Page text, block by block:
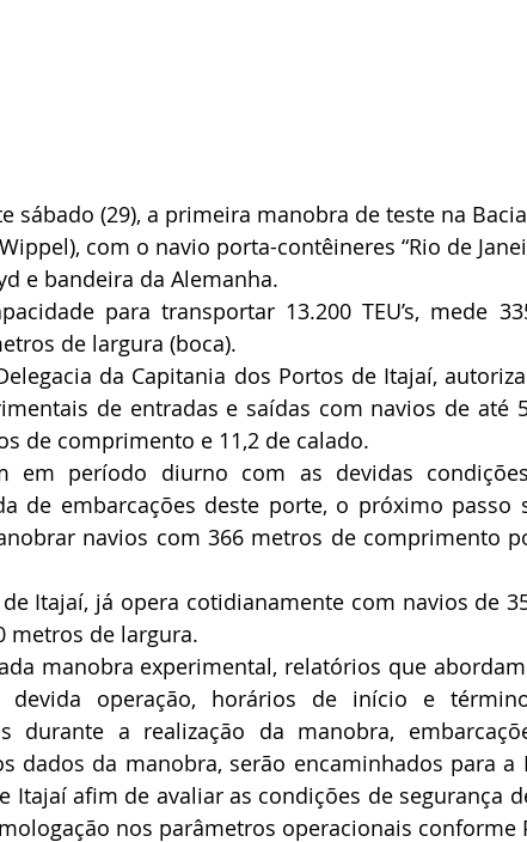
sábado (29), a primeira manobra de teste na
com o navio porta-contêineres “Rio de
e bandeira da Alemanha.
para transportar 13.200 TEU’s, mede
de largura (boca).
da Capitania dos Portos de Itajaí,
de entradas e saídas com navios de até
de comprimento e 11,2 de calado.
em período diurno com as devidas
de embarcações deste porte, o próximo passo
navios com 366 metros de comprimento
Itajaí, já opera cotidianamente com navios de
metros de largura.
manobra experimental, relatórios que
devida operação, horários de início e
durante a realização da manobra,
dados da manobra, serão encaminhados para a
Itajaí afim de avaliar as condições de segurança
nos parâmetros operacionais conforme